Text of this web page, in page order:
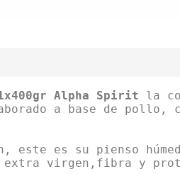
Alpha Spirit la
a base de pollo,
este es su pienso
extra virgen,fibra y